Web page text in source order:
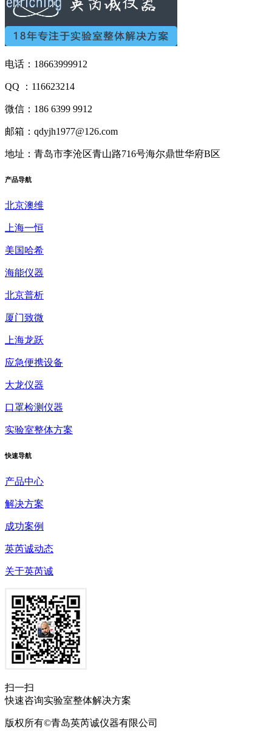
电话：18663999912
QQ ：116623214
微信：186 6399 9912
邮箱：qdyjh1977@126.com
地址：青岛市李沧区青山路716号海尔鼎世华府B区
产品导航
北京澳维
上海一恒
美国哈希
海能仪器
北京普析
厦门致微
上海龙跃
应急便携设备
大龙仪器
口罩检测仪器
实验室整体方案
快速导航
产品中心
解决方案
成功案例
英芮诚动态
关于英芮诚
扫一扫
快速咨询实验室整体解决方案
版权所有©青岛英芮诚仪器有限公司